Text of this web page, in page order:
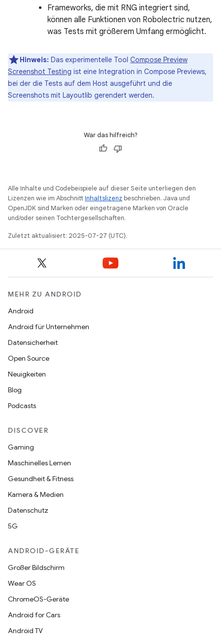
Frameworks, die mit RNG integriert sind,
können alle Funktionen von Robolectric nutzen,
was Tests mit größerem Umfang ermöglicht.
Hinweis: Das experimentelle Tool Compose Preview
Screenshot Testing ist eine Integration in Compose Previews,
bei der die Tests auf dem Host ausgeführt und die
Screenshots mit Layoutlib gerendert werden.
War das hilfreich?
Alle Inhalte und Codebeispiele auf dieser Seite unterliegen den
Lizenzen wie im AbschnittInhaltslizenz beschrieben. Java und
OpenJDK sind Marken oder eingetragene Marken von Oracle
und/oder seinen Tochtergesellschaften.
Zuletzt aktualisiert: 2025-07-27 (UTC).
MEHR ZU ANDROID
Android
Android für Unternehmen
Datensicherheit
Open Source
Neuigkeiten
Blog
Podcasts
DISCOVER
Gaming
Maschinelles Lernen
Gesundheit & Fitness
Kamera & Medien
Datenschutz
5G
ANDROID-GERÄTE
Großer Bildschirm
Wear OS
ChromeOS-Geräte
Android for Cars
Android TV